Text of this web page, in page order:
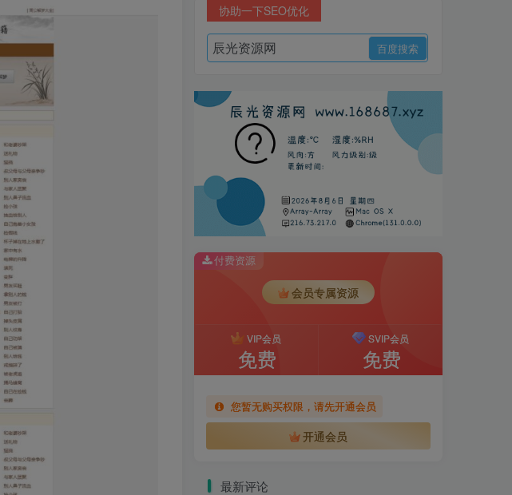
协助一下SEO优化
付费资源
会员专属资源
VIP会员
免费
SVIP会员
免费
您暂无购买权限，请先开通会员
开通会员
最新评论